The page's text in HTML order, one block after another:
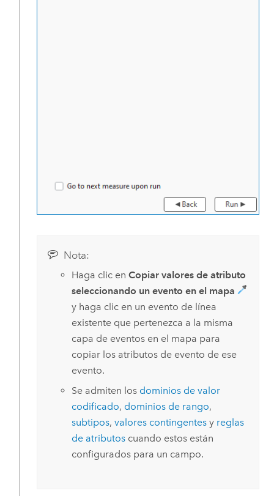
Nota:
Haga clic en Copiar valores de atributo
seleccionando un evento en el mapa
y haga clic en un evento de línea
existente que pertenezca a la misma
capa de eventos en el mapa para
copiar los atributos de evento de ese
evento.
Se admiten los dominios de valor
codificado, dominios de rango,
subtipos, valores contingentesy reglas
de atributoscuando estos están
configurados para un campo.